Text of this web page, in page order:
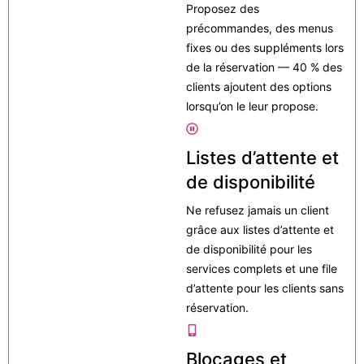
Proposez des
précommandes, des menus
fixes ou des suppléments lors
de la réservation — 40 % des
clients ajoutent des options
lorsqu’on le leur propose.
Listes d’attente et
de disponibilité
Ne refusez jamais un client
grâce aux listes d’attente et
de disponibilité pour les
services complets et une file
d’attente pour les clients sans
réservation.
Blocages et